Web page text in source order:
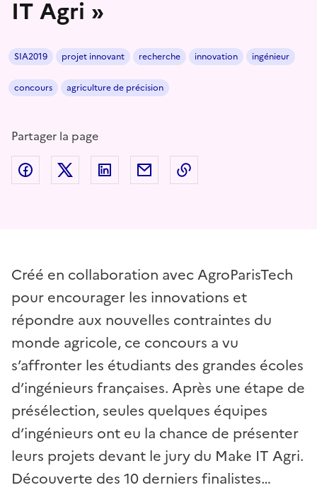
IT Agri »
SIA2019 projet innovant recherche innovation ingénieur
concours agriculture de précision
Partager la page
Partager sur Facebook
Partager sur Twitter
Partager sur LinkedIn
Partager par email
Créé en collaboration avec AgroParisTech
pour encourager les innovations et
répondre aux nouvelles contraintes du
monde agricole, ce concours a vu
s’affronter les étudiants des grandes écoles
d’ingénieurs françaises. Après une étape de
présélection, seules quelques équipes
d’ingénieurs ont eu la chance de présenter
leurs projets devant le jury du Make IT Agri.
Découverte des 10 derniers finalistes…